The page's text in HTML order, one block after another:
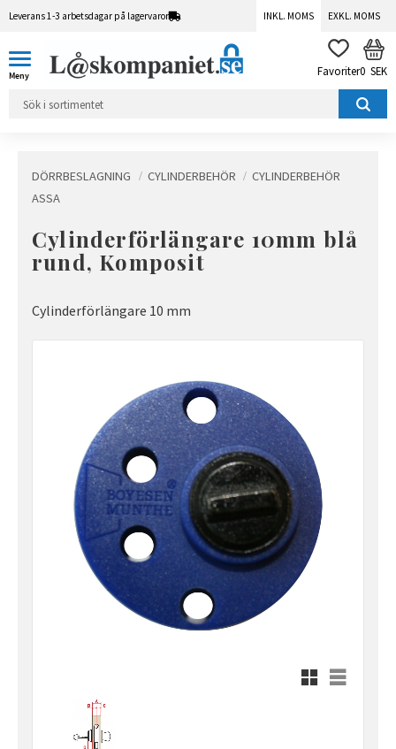
Leverans 1-3 arbetsdagar på lagervaror INKL. MOMS EXKL. MOMS
FAVORITER
0 SEK
DÖRRBESLAGNING CYLINDERBEHÖR
CYLINDERBEHÖR
ASSA
Cylinderförlängare 10mm blå
rund, Komposit
Cylinderförlängare 10 mm
Rutnätsvy
Listvy